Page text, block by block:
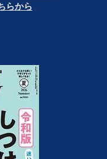
らから